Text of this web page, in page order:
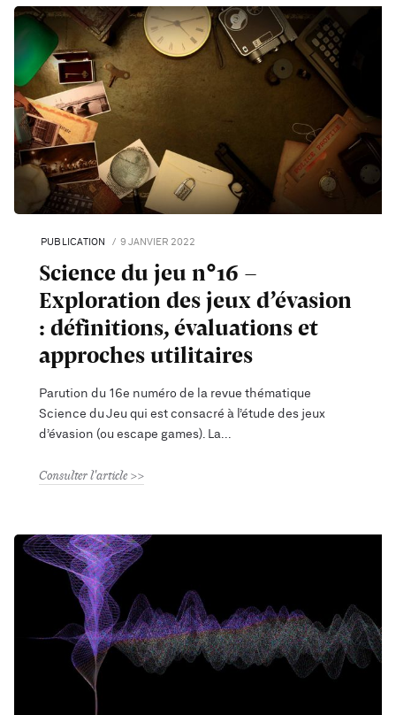
PUBLICATION 9 JANVIER 2022
Science du jeu n°16 -
Exploration des jeux d’évasion
: définitions, évaluations et
approches utilitaires
Parution du 16e numéro de la revue thématique
Science du Jeu qui est consacré à l’étude des jeux
d’évasion (ou escape games). La
Consulter l'article